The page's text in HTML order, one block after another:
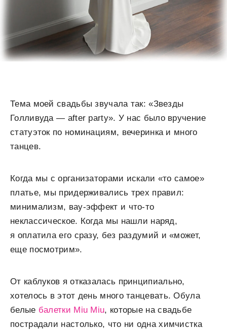
Тема моей свадьбы звучала так: «Звезды
Голливуда — after party». У нас было вручение
статуэток по номинациям, вечеринка и много
танцев.
Когда мы с организаторами искали «то самое»
платье, мы придерживались трех правил:
минимализм, вау-эффект и что-то
неклассическое. Когда мы нашли наряд,
я оплатила его сразу, без раздумий и «может,
еще посмотрим».
От каблуков я отказалась принципиально,
хотелось в этот день много танцевать. Обула
белые балетки Miu Miu, которые на свадьбе
пострадали настолько, что ни одна химчистка